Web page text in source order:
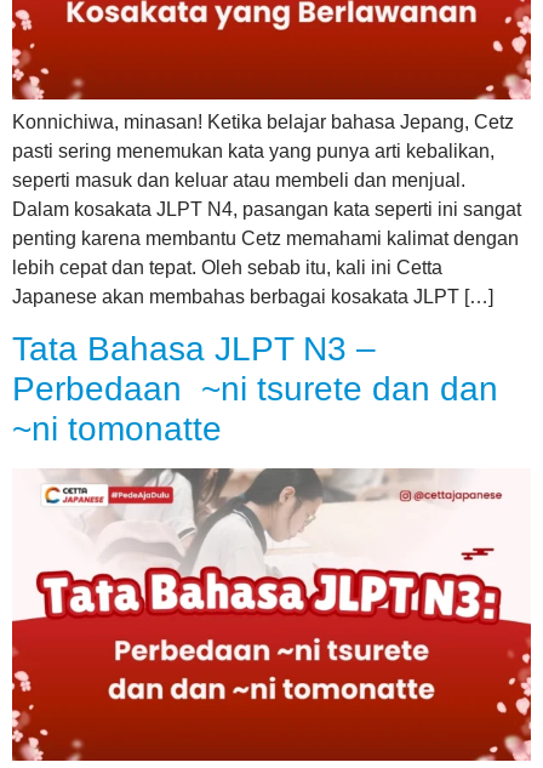
Konnichiwa, minasan! Ketika belajar bahasa Jepang, Cetz
pasti sering menemukan kata yang punya arti kebalikan,
seperti masuk dan keluar atau membeli dan menjual.
Dalam kosakata JLPT N4, pasangan kata seperti ini sangat
penting karena membantu Cetz memahami kalimat dengan
lebih cepat dan tepat. Oleh sebab itu, kali ini Cetta
Japanese akan membahas berbagai kosakata JLPT […]
Tata Bahasa JLPT N3 –
Perbedaan ~ni tsurete dan dan
~ni tomonatte